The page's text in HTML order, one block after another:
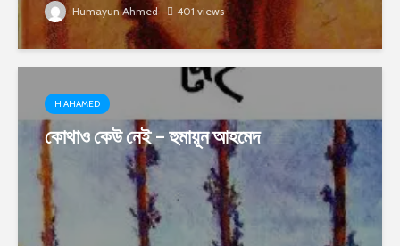
Humayun Ahmed 401 views
H AHAMED
কোথাও কেউ নেই – হুমায়ূন আহমেদ